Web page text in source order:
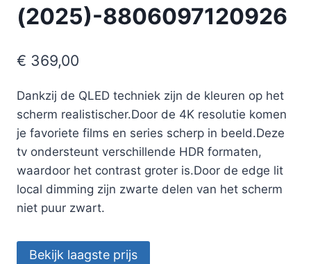
(2025)-8806097120926
€ 369,00
Dankzij de QLED techniek zijn de kleuren op het
scherm realistischer.Door de 4K resolutie komen
je favoriete films en series scherp in beeld.Deze
tv ondersteunt verschillende HDR formaten,
waardoor het contrast groter is.Door de edge lit
local dimming zijn zwarte delen van het scherm
niet puur zwart.
Bekijk laagste prijs